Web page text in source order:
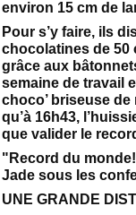
environ 15 cm de
Pour s’y faire, ils
chocolatines de 50
grâce aux
semaine de travail
choco’ briseuse
qu’à 16h43,
que valider le
"Record du
Jade sous les
UNE GRANDE